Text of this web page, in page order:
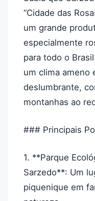
“Cidade das
um grande
especialmente
para todo o
um clima ameno
deslumbrante,
montanhas ao
### Principais
1. **Parque
Sarzedo**: Um
piquenique em